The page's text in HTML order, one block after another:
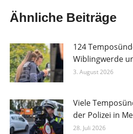
Ähnliche Beiträge
124
Wiblingwerde
3. August 2026
Viele
der Polizei in
28. Juli 2026